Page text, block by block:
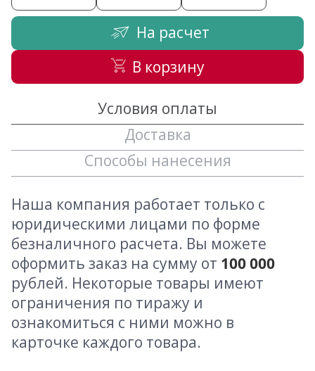
На расчет
В корзину
Условия оплаты
Доставка
Способы нанесения
Наша компания работает только с
юридическими лицами по форме
безналичного расчета. Вы можете
оформить заказ на сумму от 100 000
рублей. Некоторые товары имеют
ограничения по тиражу и
ознакомиться с ними можно в
карточке каждого товара.